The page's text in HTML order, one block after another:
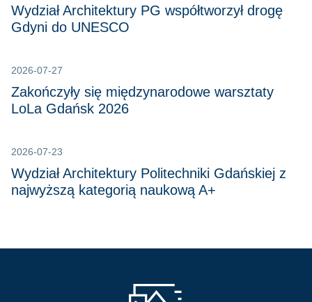
Wydział Architektury PG współtworzył drogę
Gdyni do UNESCO
2026-07-27
Zakończyły się międzynarodowe warsztaty
LoLa Gdańsk 2026
2026-07-23
Wydział Architektury Politechniki Gdańskiej z
najwyższą kategorią naukową A+